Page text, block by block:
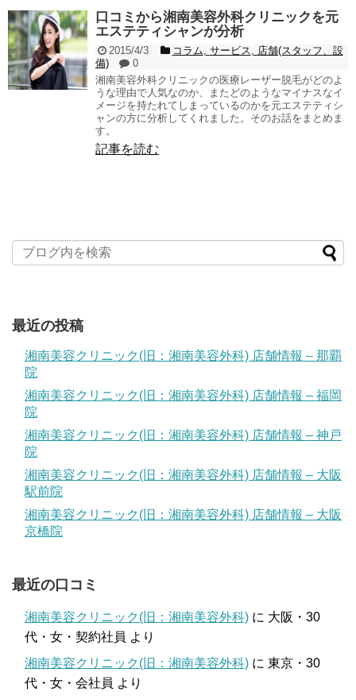
口コミから湘南美容外科クリニックを元
エステティシャンが分析
2015/4/3 コラム, サービス, 店舗(スタッフ、設
備)
0
湘南美容外科クリニックの医療レーザー脱毛がどのよ
うな理由で人気なのか、またどのようなマイナスなイ
メージを持たれてしまっているのかを元エステティシ
ャンの方に分析してくれました。そのお話をまとめま
す。
記事を読む
最近の投稿
湘南美容クリニック(旧：湘南美容外科) 店舗情報 – 那覇
院
湘南美容クリニック(旧：湘南美容外科) 店舗情報 – 福岡
院
湘南美容クリニック(旧：湘南美容外科) 店舗情報 – 神戸
院
湘南美容クリニック(旧：湘南美容外科) 店舗情報 – 大阪
駅前院
湘南美容クリニック(旧：湘南美容外科) 店舗情報 – 大阪
京橋院
最近の口コミ
湘南美容クリニック(旧：湘南美容外科) に 大阪・30
代・女・契約社員 より
湘南美容クリニック(旧：湘南美容外科) に 東京・30
代・女・会社員 より